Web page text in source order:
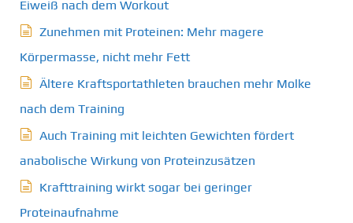
Eiweiß nach dem Workout
Zunehmen mit Proteinen: Mehr magere
Körpermasse, nicht mehr Fett
Ältere Kraftsportathleten brauchen mehr Molke
nach dem Training
Auch Training mit leichten Gewichten fördert
anabolische Wirkung von Proteinzusätzen
Krafttraining wirkt sogar bei geringer
Proteinaufnahme